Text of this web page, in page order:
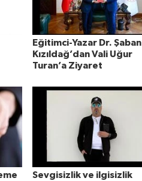
Eğitimci-Yazar Dr. Şaban
Kızıldağ’dan Vali Uğur
Turan’a Ziyaret
Sevgisizlik ve ilgisizlik